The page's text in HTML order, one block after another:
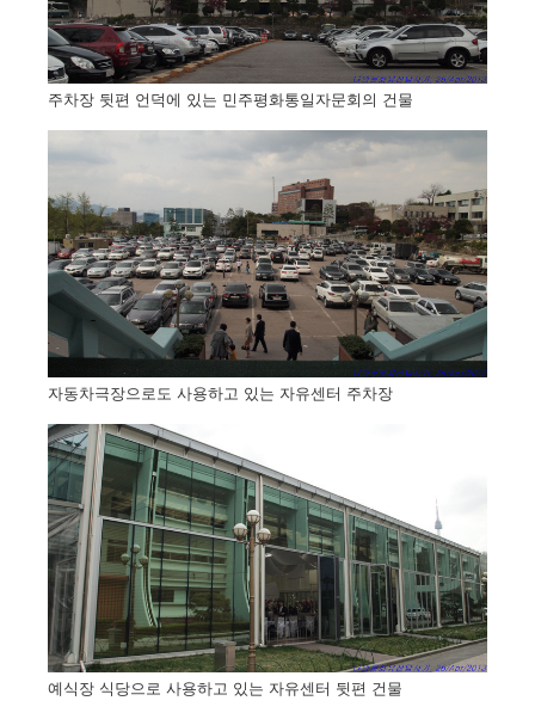
주차장 뒷편 언덕에 있는 민주평화통일자문회의 건물
자동차극장으로도 사용하고 있는 자유센터 주차장
예식장 식당으로 사용하고 있는 자유센터 뒷편 건물